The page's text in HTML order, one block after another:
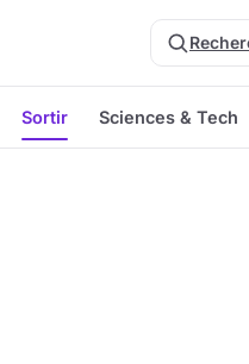
Sortir Sciences & Tech